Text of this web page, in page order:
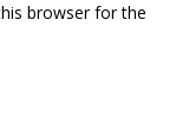
browser for the